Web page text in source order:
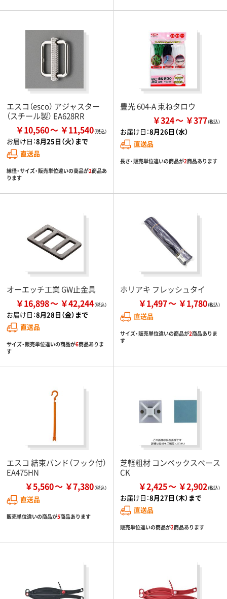
エスコ（esco） アジャスター
（スチール製） EA628RR
￥10,560 ￥11,540
お届け日：8月25日（火）まで
直送品
線径・サイズ・販売単位違いの商品が2商品あ
ります
豊光 604-A 束ねタロウ
￥324 ￥377
お届け日：8月26日（水）
直送品
長さ・販売単位違いの商品が2商品あります
オーエッチ工業 GW止金具
￥16,898 ￥42,244
お届け日：8月28日（金）まで
直送品
サイズ・販売単位違いの商品が6商品ありま
す
ホリアキ フレッシュタイ
￥1,497 ￥1,780
直送品
サイズ・販売単位違いの商品が2商品ありま
す
エスコ 結束バンド（フック付）
EA475HN
￥5,560 ￥7,380
直送品
販売単位違いの商品が5商品あります
芝軽粗材 コンベックスベース
CK
￥2,425 ￥2,902
お届け日：8月27日（木）まで
直送品
販売単位違いの商品が2商品あります